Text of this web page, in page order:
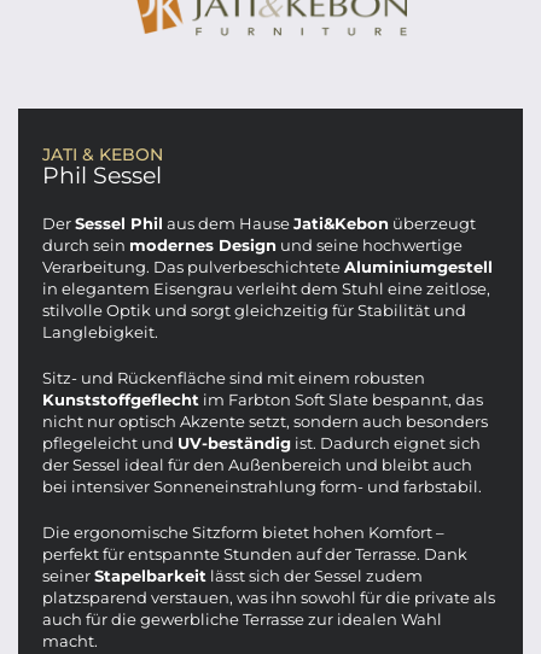
JATI & KEBON
Phil Sessel
DerSessel Phil aus dem HauseJati&Kebon überzeugt
durch sein modernes Design und seine hochwertige
Verarbeitung. Das pulverbeschichteteAluminiumgestell
in elegantem Eisengrau verleiht dem Stuhl eine zeitlose,
stilvolle Optik und sorgt gleichzeitig für Stabilität und
Langlebigkeit.
Sitz- und Rückenfläche sind mit einem robusten
Kunststoffgeflecht im Farbton Soft Slate bespannt, das
nicht nur optisch Akzente setzt, sondern auch besonders
pflegeleicht und UV-beständig ist. Dadurch eignet sich
der Sessel ideal für den Außenbereich und bleibt auch
bei intensiver Sonneneinstrahlung form- und farbstabil.
Die ergonomische Sitzform bietet hohen Komfort –
perfekt für entspannte Stunden auf der Terrasse. Dank
seinerStapelbarkeit lässt sich der Sessel zudem
platzsparend verstauen, was ihn sowohl für die private als
auch für die gewerbliche Terrasse zur idealen Wahl
macht.